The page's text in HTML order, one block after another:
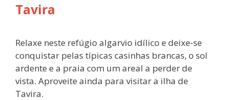
Tavira
Relaxe neste refúgio algarvio idílico e deixe-se
conquistar pelas típicas casinhas brancas, o sol
ardente e a praia com um areal a perder de
vista. Aproveite ainda para visitar a ilha de
Tavira.